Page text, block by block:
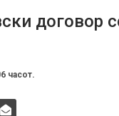
договор
часот.